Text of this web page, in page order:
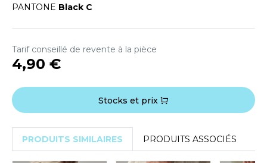
SERIE
PANTONE Black C
Tarif conseillé de revente à la pièce
4,90 €
Stocks et prix
PRODUITS SIMILAIRES PRODUITS ASSOCIÉS